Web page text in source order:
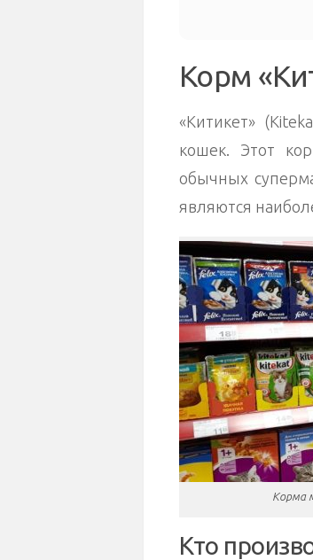
Корм
«Китикет»
кошек. Этот
обычных
являются
Корма
Кто